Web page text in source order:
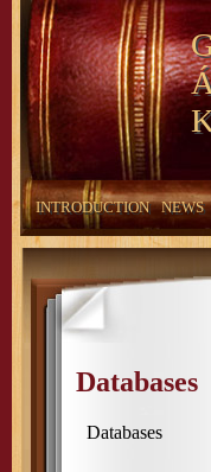
INTRODUCTION NEWS
Databases
Databases